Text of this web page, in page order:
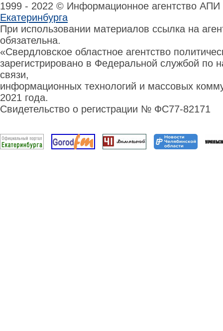
1999 - 2022 © Информационное агентство
Екатеринбурга
При использовании материалов ссылка на
обязательна.
«Свердловское областное агентство
зарегистрировано в Федеральной службой по
связи,
информационных технологий и массовых
2021 года.
Свидетельство о регистрации № ФС77-82171